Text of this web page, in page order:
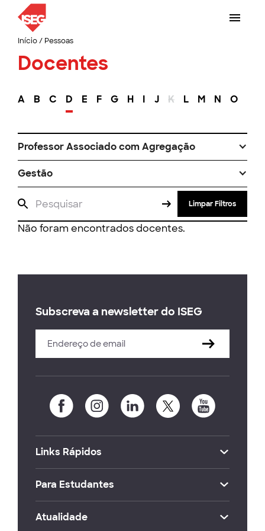
Início/ Pessoas
Docentes
A B C D E F G H I J K L M N O
Professor Associado com Agregação
Gestão
Limpar Filtros
Não foram encontrados docentes.
Subscreva a newsletter do ISEG
Links Rápidos
Para Estudantes
Atualidade